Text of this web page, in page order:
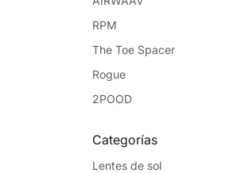
RPM
The Toe Spacer
Rogue
2POOD
Categorías
Lentes de sol